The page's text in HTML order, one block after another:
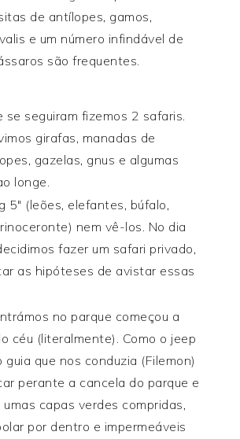
de antílopes, gamos,
e um número infindável de
são frequentes.
se seguiram fizemos 2 safaris.
girafas, manadas de
gazelas, gnus e algumas
longe.
5″ (leões, elefantes, búfalo,
nem vê-los. No dia
fazer um safari privado,
as hipóteses de avistar essas
no parque começou a
céu (literalmente). Como o jeep
guia que nos conduzia (Filemon)
perante a cancela do parque e
capas verdes compridas,
por dentro e impermeáveis